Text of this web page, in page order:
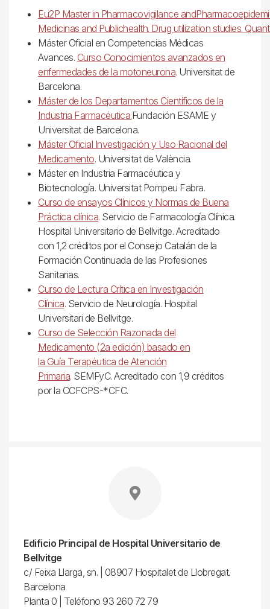
Eu2P Master in Pharmacovigilance
Medicinas and Publichealth. Drug utilization studies.
Máster Oficial en Competencias Médicas
Avances. Curso Conocimientos avanzados en
enfermedades de la motoneurona. Universitat de
Barcelona.
Máster de los Departamentos Científicos de la
Industria Farmacéutica.Fundación ESAME y
Universitat de Barcelona.
Máster Oficial Investigación y Uso Racional del
Medicamento. Universitat de València.
Máster en Industria Farmacéutica y
Biotecnología. Universitat Pompeu Fabra.
Curso de ensayos Clínicos y Normas de Buena
Práctica clínica. Servicio de Farmacología Clínica.
Hospital Universitario de Bellvitge. Acreditado
con 1,2 créditos por el Consejo Catalán de la
Formación Continuada de las Profesiones
Sanitarias.
Curso de Lectura Crítica en Investigación
Clínica. Servicio de Neurología. Hospital
Universitari de Bellvitge.
Curso de Selección Razonada del
Medicamento (2a edición) basado en
la Guía Terapéutica de Atención
Primaria. SEMFyC. Acreditado con 1,9 créditos
por la CCFCPS-*CFC.
Edificio Principal de Hospital Universitario de
Bellvitge
c/ Feixa Llarga, sn. | 08907 Hospitalet de Llobregat.
Barcelona
Planta 0 | Teléfono 93 260 72 79